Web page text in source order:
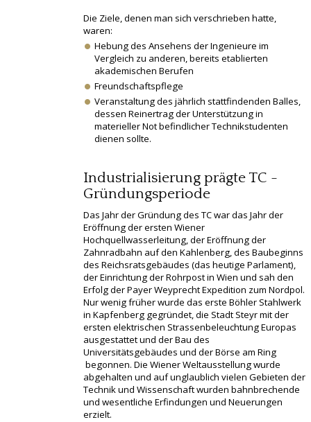
Die Ziele, denen man sich verschrieben hatte,
waren:
Hebung des Ansehens der Ingenieure im
Vergleich zu anderen, bereits etablierten
akademischen Berufen
Freundschaftspflege
Veranstaltung des jährlich stattfindenden Balles,
dessen Reinertrag der Unterstützung in
materieller Not befindlicher Technikstudenten
dienen sollte.
Industrialisierung prägte TC -
Gründungsperiode
Das Jahr der Gründung des TC war das Jahr der
Eröffnung der ersten Wiener
Hochquellwasserleitung, der Eröffnung der
Zahnradbahn auf den Kahlenberg, des Baubeginns
des Reichsratsgebäudes (das heutige Parlament),
der Einrichtung der Rohrpost in Wien und sah den
Erfolg der Payer Weyprecht Expedition zum Nordpol.
Nur wenig früher wurde das erste Böhler Stahlwerk
in Kapfenberg gegründet, die Stadt Steyr mit der
ersten elektrischen Strassenbeleuchtung Europas
ausgestattet und der Bau des
Universitätsgebäudes und der Börse am Ring
begonnen. Die Wiener Weltausstellung wurde
abgehalten und auf unglaublich vielen Gebieten der
Technik und Wissenschaft wurden bahnbrechende
und wesentliche Erfindungen und Neuerungen
erzielt.